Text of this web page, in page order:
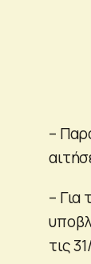
–
– Για
τις